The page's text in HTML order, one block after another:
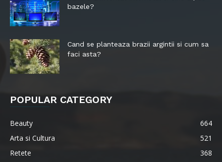
bazele?
Cand se planteaza brazii argintii si cum sa
faci asta?
POPULAR CATEGORY
Beauty
664
Arta si Cultura
521
Retete
368